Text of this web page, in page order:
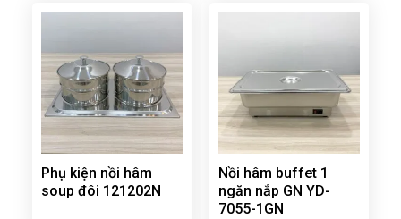
Phụ kiện nồi hâm
soup đôi 121202N
Nồi hâm buffet 1
ngăn nắp GN YD-
7055-1GN